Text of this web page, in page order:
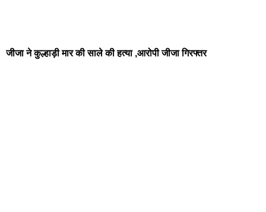
जीजा ने कुल्हाड़ी मार की साले की हत्या ,आरोपी जीजा गिरफ्तर